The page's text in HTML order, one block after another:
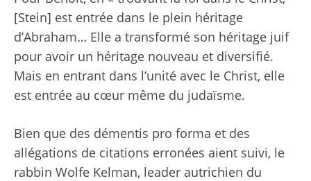
[Stein] est entrée dans le plein héritage
d’Abraham… Elle a transformé son héritage juif
pour avoir un héritage nouveau et diversifié.
Mais en entrant dans l’unité avec le Christ, elle
est entrée au cœur même du judaïsme.
Bien que des démentis pro forma et des
allégations de citations erronées aient suivi, le
rabbin Wolfe Kelman, leader autrichien du